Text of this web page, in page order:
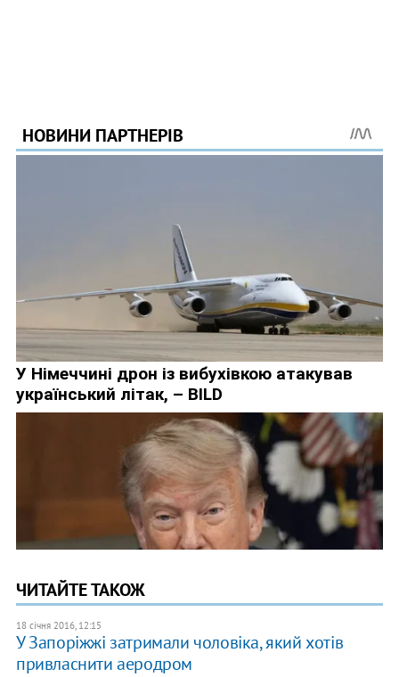
ЧИТАЙТЕ ТАКОЖ
18 січня 2016, 12:15
У Запоріжжі затримали чоловіка, який хотів
привласнити аеродром